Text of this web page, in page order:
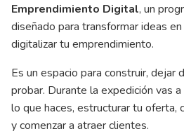
Emprendimiento Digital, un
diseñado para transformar ideas
digitalizar tu emprendimiento.
Es un espacio para construir, dejar
probar. Durante la expedición vas
lo que haces, estructurar tu oferta,
y comenzar a atraer clientes.